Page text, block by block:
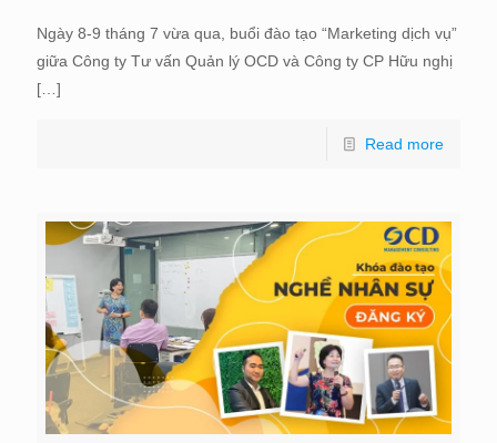
Ngày 8-9 tháng 7 vừa qua, buổi đào tạo “Marketing dịch vụ”
giữa Công ty Tư vấn Quản lý OCD và Công ty CP Hữu nghị
[…]
Read more